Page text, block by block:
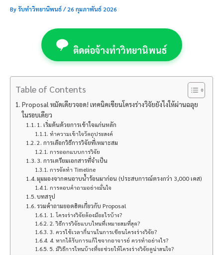
Byรับทำวิทยานิพนธ์/26 กุมภาพันธ์ 2026
ติดต่อจ้างทำวิทยานิพนธ์
Table of Contents
Proposal หมัดเดียวจอด! เทคนิคเขียนโครงร่างวิจัยยังไงให้ผ่านฉลุย
ในรอบเดียว
1. เริ่มต้นด้วยการเข้าใจแก่นหลัก
ทำความเข้าใจวัตถุประสงค์
2. การเลือกวิธีการวิจัยที่เหมาะสม
การออกแบบการวิจัย
3. การเตรียมเอกสารที่จำเป็น
การจัดทำ Timeline
มุมมองจากคนอาบน้ำร้อนมาก่อน (ประสบการณ์ตรงกว่า 3,000 เคส)
การตอบคำถามอย่างมั่นใจ
บทสรุป
รวมคำถามยอดฮิตเกี่ยวกับ Proposal
1. โครงร่างวิจัยต้องมีอะไรบ้าง?
2. วิธีการวิจัยแบบไหนที่เหมาะสมที่สุด?
3. ควรใช้เวลากี่นานในการเขียนโครงร่างวิจัย?
4. หากได้รับการแก้ไขจากอาจารย์ ควรทำอย่างไร?
5. มีวิธีการไหนบ้างที่จะช่วยให้โครงร่างวิจัยดูน่าสนใจ?